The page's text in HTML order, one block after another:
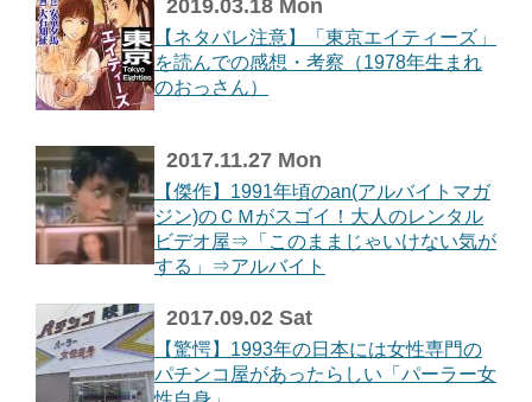
2019.03.18 Mon
【ネタバレ注意】「東京エイティーズ」
を読んでの感想・考察（1978年生まれ
のおっさん）
2017.11.27 Mon
【傑作】1991年頃のan(アルバイトマガ
ジン)のＣＭがスゴイ！大人のレンタル
ビデオ屋⇒「このままじゃいけない気が
する」⇒アルバイト
2017.09.02 Sat
【驚愕】1993年の日本には女性専門の
パチンコ屋があったらしい「パーラー女